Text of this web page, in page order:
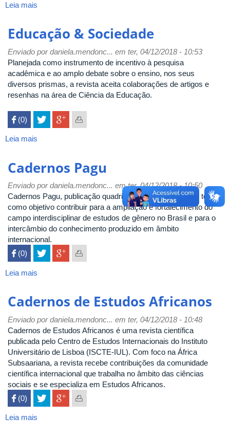
Leia mais
Educação
Educação & Sociedade
Enviado pordaniela.mendonc... em ter, 04/12/2018 - 10:53
Planejada como instrumento de incentivo à pesquisa
acadêmica e ao amplo debate sobre o ensino, nos seus
diversos prismas, a revista aceita colaborações de artigos e
resenhas na área de Ciência da Educação.
 (0)
Leia mais
Sociedade
Cadernos Pagu
Enviado pordaniela.mendonc... em ter, 04/12/2018 - 10:50
Cadernos Pagu, publicação quadrimestral interdisciplinar, tem
como objetivo contribuir para a ampliação e fortalecimento do
campo interdisciplinar de estudos de gênero no Brasil e para o
intercâmbio do conhecimento produzido em âmbito
internacional.
 (0)
Leia mais
Cadernos de Estudos Africanos
Enviado pordaniela.mendonc... em ter, 04/12/2018 - 10:48
Cadernos de Estudos Africanos é uma revista científica
publicada pelo Centro de Estudos Internacionais do Instituto
Universitário de Lisboa (ISCTE-IUL). Com foco na África
Subsaariana, a revista recebe contribuições da comunidade
científica internacional que trabalha no âmbito das ciências
sociais e se especializa em Estudos Africanos.
 (0)
Leia mais